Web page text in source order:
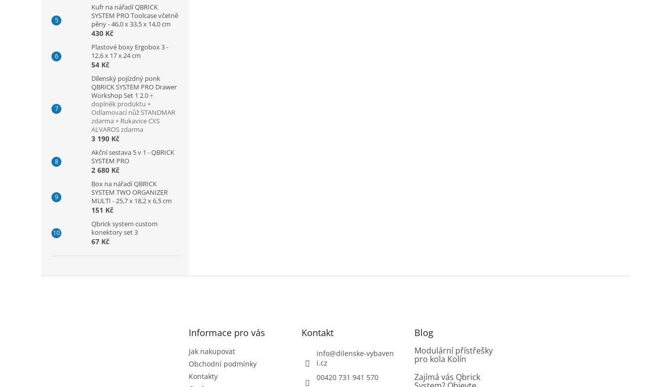
Kufr na nářadí QBRICK
SYSTEM PRO Toolcase včetně
pěny - 46,0 x 33,5 x 14,0 cm
430 Kč
Plastové boxy Ergobox 3 -
12,6 x 17 x 24 cm
54 Kč
Dílenský pojízdný ponk
QBRICK SYSTEM PRO Drawer
Workshop Set 1 2.0+
doplněk produktu +
Odlamovací nůž STANDMAR
zdarma + Rukavice CXS
ALVAROS zdarma
3 190 Kč
Akční sestava 5 v 1 - QBRICK
SYSTEM PRO
2 680 Kč
Box na nářadí QBRICK
SYSTEM TWO ORGANIZER
MULTI - 25,7 x 18,2 x 6,5 cm
151 Kč
Qbrick system custom
konektory set 3
67 Kč
Informace pro vás
Jak nakupovat
Obchodní podmínky
Kontakty
Kontakt
info@dilenske-vybaven
i.cz
00420 731 941 570
Blog
Modulární přístřešky
pro kola Kolín
Zajímá vás Qbrick